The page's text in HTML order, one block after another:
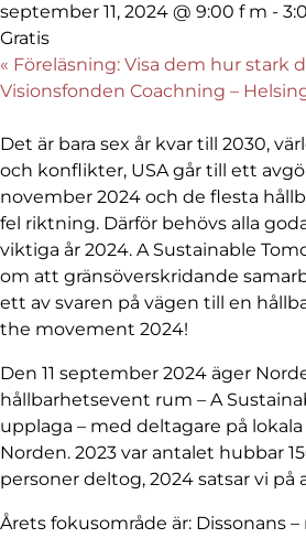
september 11, 2024 @ 9:00 f m -
Gratis
« Föreläsning: Visa dem hur stark
Visionsfonden Coachning –
Det är bara sex år kvar till 2030,
och konflikter, USA går till ett
november 2024 och de flesta
fel riktning. Därför behövs alla
viktiga år 2024. A Sustainable
om att gränsöverskridande
ett av svaren på vägen till en
the movement 2024!
Den 11 september 2024 äger
hållbarhetsevent rum – A
upplaga – med deltagare på
Norden. 2023 var antalet hubbar
personer deltog, 2024 satsar vi på
Årets fokusområde är: Dissonans